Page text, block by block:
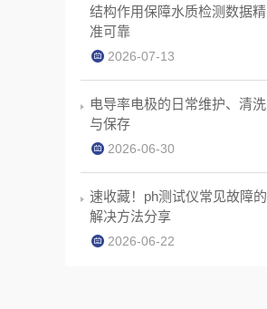
结构作用保障水质检测数据精
准可靠
2026-07-13
电导率电极的日常维护、清洗
与保存
2026-06-30
速收藏！ph测试仪常见故障的
解决方法分享
2026-06-22